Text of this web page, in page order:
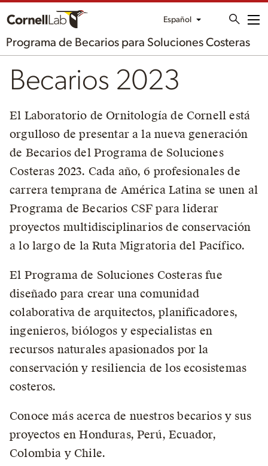
Español
Programa de Becarios para Soluciones Costeras
Becarios 2023
El Laboratorio de Ornitología de Cornell está
orgulloso de presentar a la nueva generación
de Becarios del Programa de Soluciones
Costeras 2023. Cada año, 6 profesionales de
carrera temprana de América Latina se unen al
Programa de Becarios CSF para liderar
proyectos multidisciplinarios de conservación
a lo largo de la Ruta Migratoria del Pacífico.
El Programa de Soluciones Costeras fue
diseñado para crear una comunidad
colaborativa de arquitectos, planificadores,
ingenieros, biólogos y especialistas en
recursos naturales apasionados por la
conservación y resiliencia de los ecosistemas
costeros.
Conoce más acerca de nuestros becarios y sus
proyectos en Honduras, Perú, Ecuador,
Colombia y Chile.